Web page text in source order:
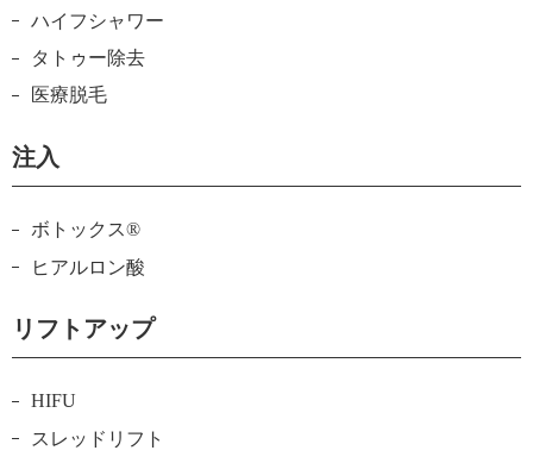
ハイフシャワー
タトゥー除去
医療脱毛
注入
ボトックス®
ヒアルロン酸
リフトアップ
HIFU
スレッドリフト